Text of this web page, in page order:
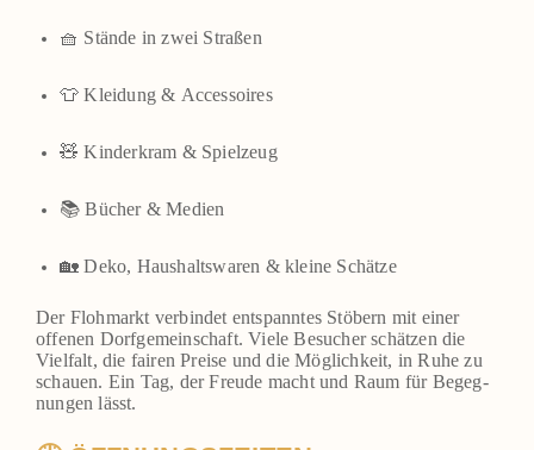
🧺 Stän­de in zwei Stra­ßen
👕 Klei­dung & Acces­soires
🧸 Kin­der­kram & Spiel­zeug
📚 Bücher & Medi­en
🏡 Deko, Haus­halts­wa­ren & klei­ne Schät­ze
Der Floh­markt ver­bin­det ent­spann­tes Stö­bern mit einer
offe­nen Dorf­ge­mein­schaft. Vie­le Besu­cher schät­zen die
Viel­falt, die fai­ren Prei­se und die Mög­lich­keit, in Ruhe zu
schau­en. Ein Tag, der Freu­de macht und Raum für Begeg­
nun­gen lässt.